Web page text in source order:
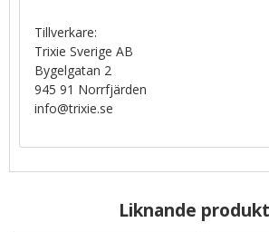
Tillverkare:
Trixie Sverige AB
Bygelgatan 2
945 91 Norrfjärden
info@trixie.se
Liknande